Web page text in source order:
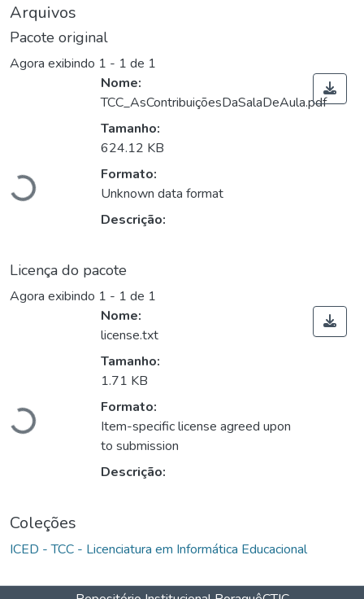
Arquivos
Pacote original
Agora exibindo 1 - 1 de 1
Carregando...
Nome:
TCC_AsContribuiçõesDaSalaDeAula.pdf
Tamanho:
624.12 KB
Formato:
Unknown data format
Descrição:
Licença do pacote
Agora exibindo 1 - 1 de 1
Carregando...
Nome:
license.txt
Tamanho:
1.71 KB
Formato:
Item-specific license agreed upon
to submission
Descrição:
Coleções
ICED - TCC - Licenciatura em Informática Educacional